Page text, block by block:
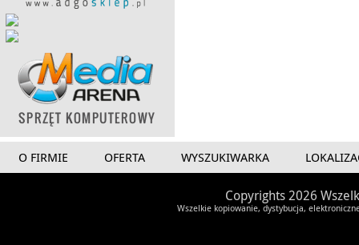
O FIRMIE OFERTA WYSZUKIWARKA
Copyrights 2026
Wszelkie kopiowanie, dystybucja,